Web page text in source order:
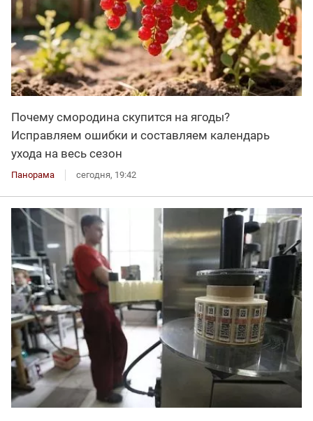
Почему смородина скупится на ягоды?
Исправляем ошибки и составляем календарь
ухода на весь сезон
Панорама сегодня, 19:42